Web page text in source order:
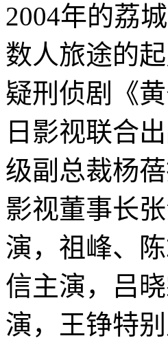
2004年的荔
数人旅途的
疑刑侦剧《
日影视联合
级副总裁杨
影视董事长
演，祖峰、
信主演，吕
演，王铮特